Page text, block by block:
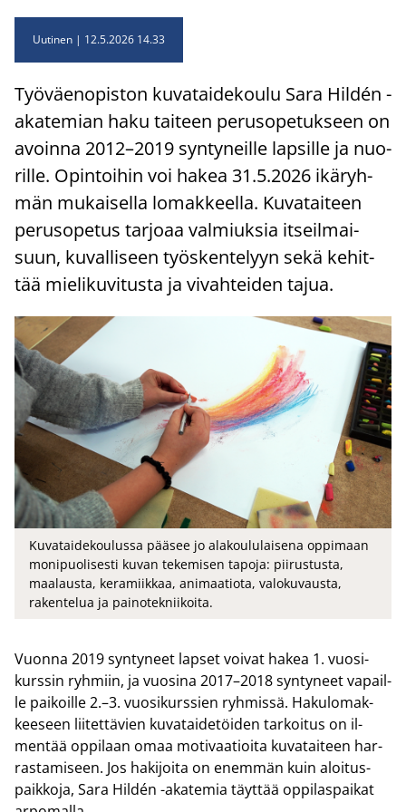
Uutinen 12.5.2026 14.33
Työ­väen­opis­ton ku­va­tai­de­kou­lu Sara Hildén -​
akatemian haku tai­teen pe­rus­o­pe­tuk­seen on
avoin­na 2012–2019 syn­ty­neil­le lap­sil­le ja nuo­
ril­le. Opin­toi­hin voi hakea 31.5.2026 ikä­ryh­
män mu­kai­sel­la lo­mak­keel­la. Ku­va­tai­teen
pe­rus­o­pe­tus tar­jo­aa val­miuk­sia it­seil­mai­
suun, ku­val­li­seen työs­ken­te­lyyn sekä ke­hit­
tää mie­li­ku­vi­tus­ta ja vi­vah­tei­den tajua.
Kuvataidekoulussa pääsee jo alakoululaisena oppimaan
monipuolisesti kuvan tekemisen tapoja: piirustusta,
maalausta, keramiikkaa, animaatiota, valokuvausta,
rakentelua ja painotekniikoita.
Vuon­na 2019 syn­ty­neet lap­set voi­vat hakea 1. vuo­si­
kurs­sin ryh­miin, ja vuo­si­na 2017–2018 syn­ty­neet va­pail­
le pai­koil­le 2.–3. vuo­si­kurs­sien ryh­mis­sä. Ha­ku­lo­mak­
kee­seen lii­tet­tä­vien ku­va­tai­de­töi­den tar­koi­tus on il­
men­tää op­pi­laan omaa mo­ti­vaa­tioi­ta ku­va­tai­teen har­
ras­ta­mi­seen. Jos ha­ki­joi­ta on enem­män kuin aloi­tus­
paik­ko­ja, Sara Hildén -​akatemia täyt­tää op­pi­las­pai­kat